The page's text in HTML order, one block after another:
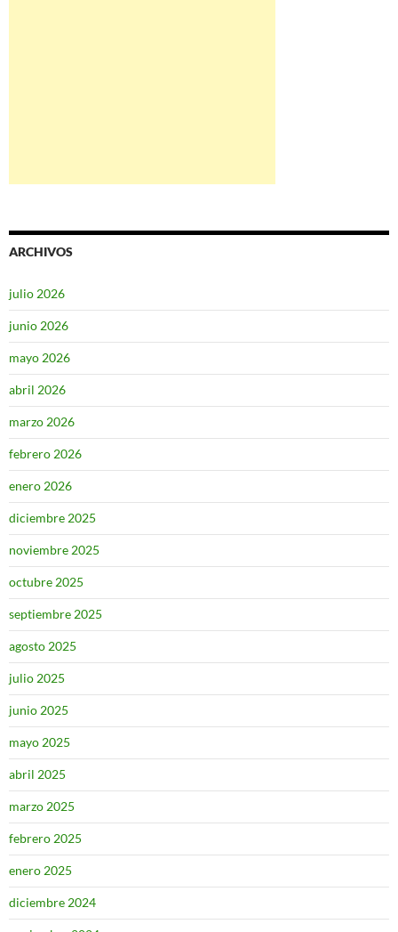
ARCHIVOS
julio 2026
junio 2026
mayo 2026
abril 2026
marzo 2026
febrero 2026
enero 2026
diciembre 2025
noviembre 2025
octubre 2025
septiembre 2025
agosto 2025
julio 2025
junio 2025
mayo 2025
abril 2025
marzo 2025
febrero 2025
enero 2025
diciembre 2024